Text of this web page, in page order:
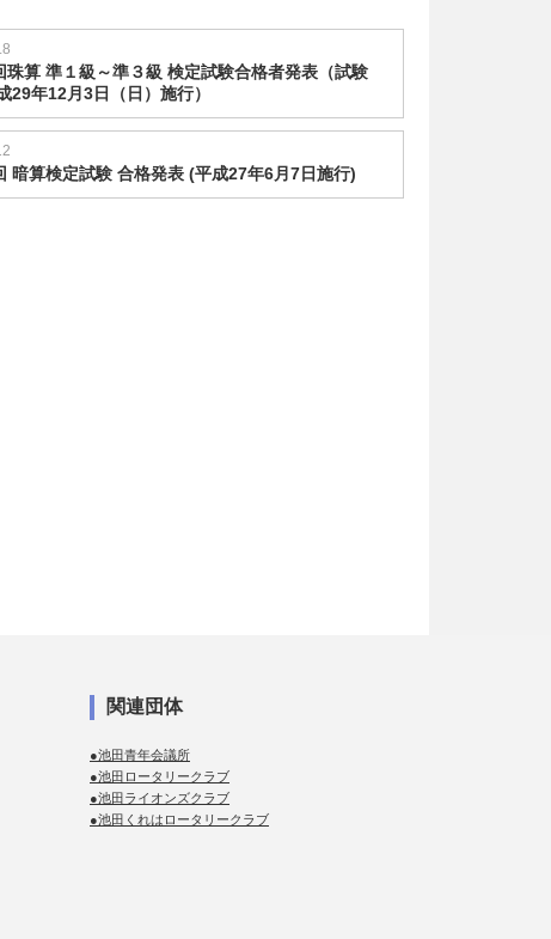
珠算 準１級～準３級 検定試験合格者発表（試験
29年12月3日（日）施行）
暗算検定試験 合格発表 (平成27年6月7日施行)
関連団体
●池田青年会議所
●池田ロータリークラブ
●池田ライオンズクラブ
●池田くれはロータリークラブ